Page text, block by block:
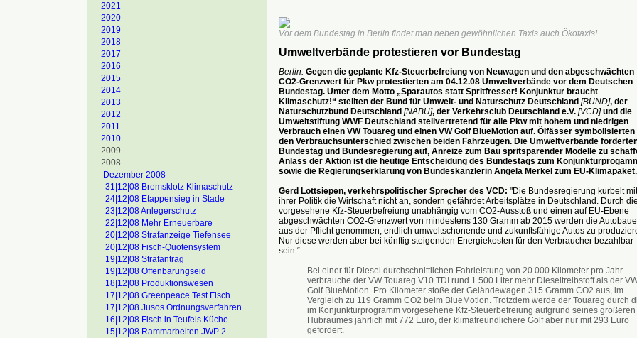
2021
2020
2019
2018
2017
2016
2015
2014
2013
2012
2011
2010
2009
2008
Dezember 2008
31|12|08 Bremsklotz Klimaschutz
24|12|08 Etappensieg in Stade
23|12|08 Anlegerschutz
22|12|08 Mehr Erneuerbare
20|12|08 Strafanzeige Tiefensee
20|12|08 Fisch-Quotensystem
19|12|08 Strafantrag
19|12|08 Offenbarungseid
18|12|08 Produktionswesen
17|12|08 Greenpeace Test Fisch
17|12|08 Jusos Ordnungsverfahren
16|12|08 Fisch in Teufels Küche
15|12|08 Rammarbeiten JWP 2
Vor dem Bundestag in Berlin findet man neben gewöhnlichen Taxis auch Ökotaxis!
Umweltverbände protestieren vor Bundestag
Berlin:Gegen die geplante Kfz-Steuerbefreiung von Neuwagen und den abgeschwächten
CO2-Grenzwert für Pkw protestierten am 04.12.08 Umweltverbände vor dem Deutschen
Bundestag. Unter dem Motto „Sparautos statt Spritfresser! Konjunktur braucht
Klimaschutz!“ stellten der Bund für Umwelt- und Naturschutz Deutschland [BUND], der
Naturschutzbund Deutschland [NABU], der Verkehrsclub Deutschland e.V. [VCD]und die
Umweltstiftung WWF Deutschland stellvertretend für alle Pkw mit hohem und niedrigen
Verbrauch einen VW Touareg und einen VW Golf BlueMotion auf. Ölfässer symbolisierten
den Verbrauchsunterschied zwischen beiden Fahrzeugen. Die Umweltverbände
Bundestag und Bundesregierung auf, Anreize zum Bau spritsparender Modelle zu
Anlass der Aktion ist die heutige Entscheidung des Bundestags zum
sowie die Regierungserklärung von Bundeskanzlerin Angela Merkel zum EU-Klimapaket.
Gerd Lottsiepen, verkehrspolitischer Sprecher des VCD: "Die Bundesregierung kurbelt mit
ihrer Politik die Wirtschaft nicht an, sondern gefährdet Arbeitsplätze in Deutschland. Durch
vorgesehene Kfz-Steuerbefreiung unabhängig vom CO2-Ausstoß und einen auf EU-Ebene
abgeschwächten CO2-Grenzwert von mindestens 130 Gramm ab 2015 werden die
aus der Pflicht genommen, endlich umweltschonende und zukunftsfähige Autos zu
Nur diese werden aber bei künftig steigenden Energiekosten für den Verbraucher bezahlbar
sein.“
Bei einer für Diesel durchschnittlichen Fahrleistung von 20 000 Kilometer pro Jahr
verbrauche der VW Touareg V10 TDI rund 1 500 Liter mehr Dieseltreibstoff als der
Golf BlueMotion. Pro Kilometer stoße der Geländewagen 315 Gramm CO2 aus, im
Vergleich zu 119 Gramm CO2 beim BlueMotion. Trotzdem werde der Touareg durch
im Konjunkturprogramm vorgesehene Kfz-Steuerbefreiung aufgrund seines größeren
Hubraumes jährlich mit 772 Euro, der klimafreundlichere Golf aber nur mit 293 Euro
gefördert.